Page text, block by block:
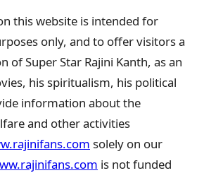
this website is intended for
only, and to offer visitors a
of Super Star Rajini Kanth, as an
his spiritualism, his political
information about the
and other activities
solely on our
is not funded